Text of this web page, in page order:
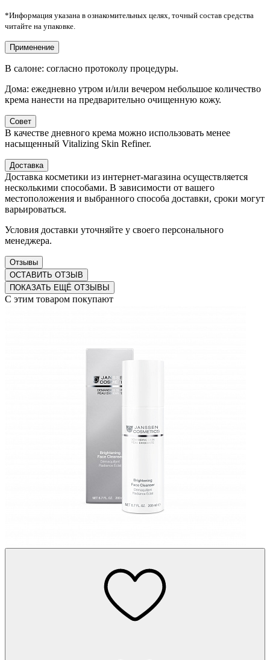
*Информация указана в ознакомительных целях, точный состав средства
читайте на упаковке.
Применение
В салоне: согласно протоколу процедуры.
Дома: ежедневно утром и/или вечером небольшое количество
крема нанести на предварительно очищенную кожу.
Совет
В качестве дневного крема можно использовать менее
насыщенный Vitalizing Skin Refiner.
Доставка
Доставка косметики из интернет-магазина осуществляется
несколькими способами. В зависимости от вашего
местоположения и выбранного способа доставки, сроки могут
варьироваться.
Условия доставки уточняйте у своего персонального
менеджера.
Отзывы
ОСТАВИТЬ ОТЗЫВ
ПОКАЗАТЬ ЕЩЁ ОТЗЫВЫ
С этим товаром покупают